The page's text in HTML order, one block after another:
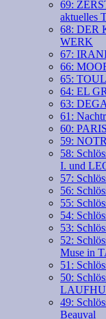
69:
aktuelles
68: DER
WERK
67:
66:
65:
64: EL
63:
61:
60:
59:
58:
I. und
57:
56:
55:
54:
53:
52:
Muse in
51:
50:
49:
Beauval